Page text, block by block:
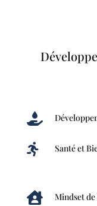

 Santé et
 Mindset